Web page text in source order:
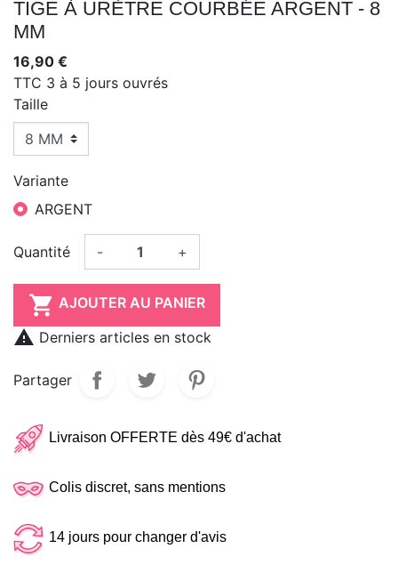
TIGE À URÈTRE COURBÉE ARGENT - 8
MM
16,90 €
TTC 3 à 5 jours ouvrés
Taille
Variante
ARGENT
Quantité - +
 AJOUTER AU PANIER
 Derniers articles en stock
Partager
Livraison OFFERTE dès 49€ d'achat
Colis discret, sans mentions
14 jours pour changer d'avis